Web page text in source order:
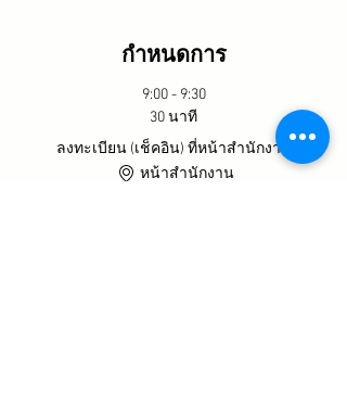
กำหนดการ
9:00 - 9:30
30 นาที
ลงทะเบียน (เช็คอิน) ที่หน้าสำนักงาน
หน้าสำนักงาน